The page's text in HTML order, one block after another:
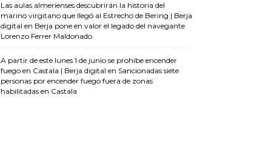
Las aulas almerienses descubrirán la historia del
marino virgitano que llegó al Estrecho de Bering | Berja
digital en Berja pone en valor el legado del navegante
Lorenzo Ferrer Maldonado
A partir de este lunes 1 de junio se prohíbe encender
fuego en Castala | Berja digital en Sancionadas siete
personas por encender fuego fuera de zonas
habilitadas en Castala